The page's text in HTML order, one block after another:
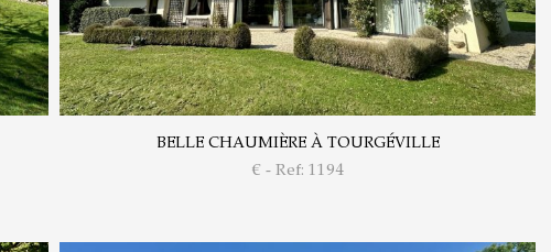
BELLE CHAUMIÈRE À TOURGÉVILLE
€ - Ref: 1194